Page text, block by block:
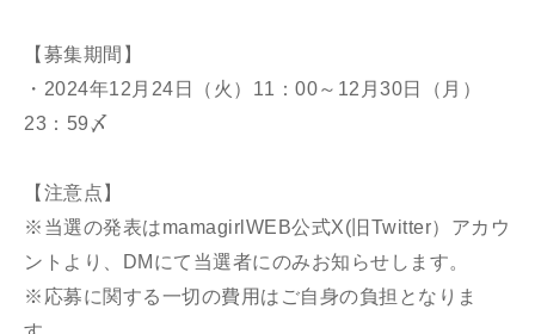
【募集期間】
・2024年12月24日（火）11：00～12月30日（月）
23：59〆
【注意点】
※当選の発表はmamagirlWEB公式X(旧Twitter）アカウ
ントより、DMにて当選者にのみお知らせします。
※応募に関する一切の費用はご自身の負担となりま